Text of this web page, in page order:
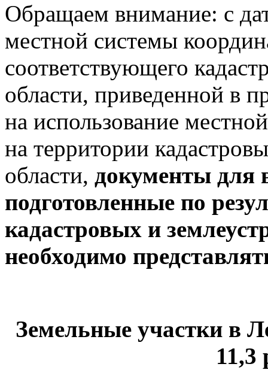
Обращаем внимание: с
местной системы
соответствующего
области, приведенной в
на использование
на территории
области, документы для
подготовленные по
кадастровых и
необходимо
Земельные участки в
11,3